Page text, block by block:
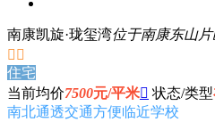
南康凯旋·珑玺湾位于南康东山
 
住宅
当前均价7500元/平米 状态/类型
南北通透交通方便临近学校